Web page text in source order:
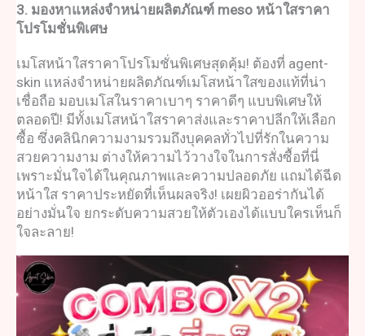
3. มองหาแหล่งจำหน่ายผลิตภัณฑ์ meso หน้าใสราคา
โปรโมชั่นพิเศษ
เมโสหน้าใสราคาโปรโมชั่นพิเศษสุดคุ้ม! ต้องที่ agent-
skin แหล่งจำหน่ายผลิตภัณฑ์เมโสหน้าใสของแท้ที่น่า
เชื่อถือ มอบเมโสในราคาเบาๆ ราคาดีๆ แบบพิเศษให้
ตลอดปี! มีทั้งเมโสหน้าใสราคาส่งและราคาปลีกให้เลือก
ซื้อ ซึ่งคลินิกความงามรวมถึงบุคคลทั่วไปที่รักในความ
สวยความงาม ต่างให้ความไว้วางใจในการสั่งซื้อที่นี่
เพราะมั่นใจได้ในคุณภาพและความปลอดภัย แถมได้ฉีด
หน้าใส ราคาประหยัดที่เห็นผลจริง! เผยผิวออร่ากันได้
อย่างมั่นใจ ยกระดับความสวยให้ตัวเองได้แบบใครเห็นก็
ใจละลาย!